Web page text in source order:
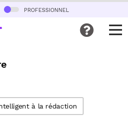
professionnel
à la rédaction